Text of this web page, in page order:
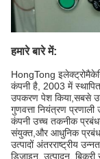
हमारे बारे में:
HongTong
कंपनी है, 2003 में
उपकरण पेश किया,सबसे
गुणवत्ता नियंत्रण
कंपनी उच्च तकनीक
संयुक्त,और आधुनिक
उत्पादों अंतरराष्ट्रीय
डिजाइन, उत्पादन,